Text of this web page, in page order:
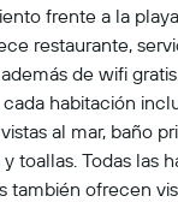
frente a la
restaurante,
de wifi
habitación
al mar, baño
toallas. Todas las
también ofrecen